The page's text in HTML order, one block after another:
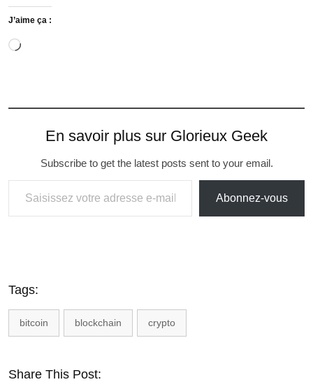
J’aime ça :
En savoir plus sur Glorieux Geek
Subscribe to get the latest posts sent to your email.
Abonnez-vous
Tags:
bitcoin blockchain crypto
Share This Post: